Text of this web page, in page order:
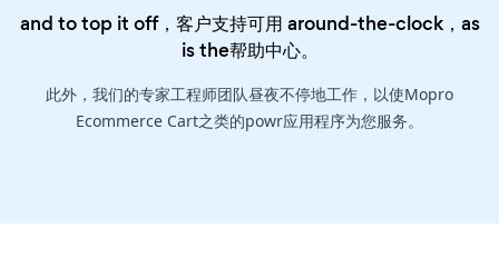
and to top it off，客户支持可用 around-the-clock，as
is the帮助中心。
此外，我们的专家工程师团队昼夜不停地工作，以使Mopro
Ecommerce Cart之类的powr应用程序为您服务。